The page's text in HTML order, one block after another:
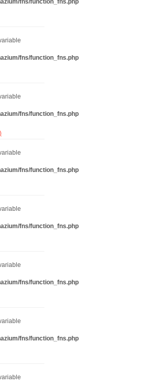
fns/function_fns.php
fns/function_fns.php
fns/function_fns.php
fns/function_fns.php
fns/function_fns.php
fns/function_fns.php